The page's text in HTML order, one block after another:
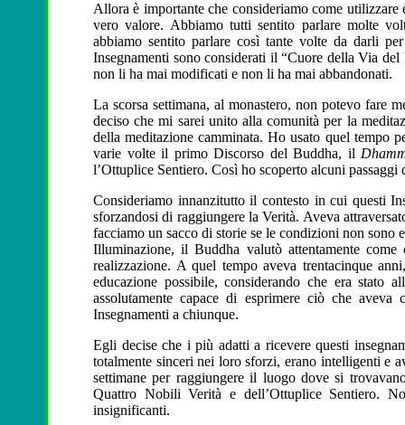
Allora è importante che consideriamo come
vero valore. Abbiamo tutti sentito parlare molte
abbiamo sentito parlare così tante volte da darli
Insegnamenti sono considerati il “Cuore della Via
non li ha mai modificati e non li ha mai abbandonati.
La scorsa settimana, al monastero, non potevo fare
deciso che mi sarei unito alla comunità per la
della meditazione camminata. Ho usato quel tempo
varie volte il primo Discorso del Buddha, il
l’Ottuplice Sentiero. Così ho scoperto alcuni passaggi
Consideriamo innanzitutto il contesto in cui questi
sforzandosi di raggiungere la Verità. Aveva
facciamo un sacco di storie se le condizioni non sono
Illuminazione, il Buddha valutò attentamente
realizzazione. A quel tempo aveva trentacinque
educazione possibile, considerando che era
assolutamente capace di esprimere ciò che
Insegnamenti a chiunque.
Egli decise che i più adatti a ricevere questi
totalmente sinceri nei loro sforzi, erano intelligenti e
settimane per raggiungere il luogo dove si
Quattro Nobili Verità e dell’Ottuplice Sentiero.
insignificanti.